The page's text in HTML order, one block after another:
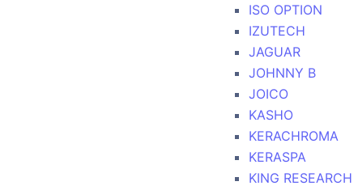
ISO OPTION
IZUTECH
JAGUAR
JOHNNY B
JOICO
KASHO
KERACHROMA
KERASPA
KING RESEARCH